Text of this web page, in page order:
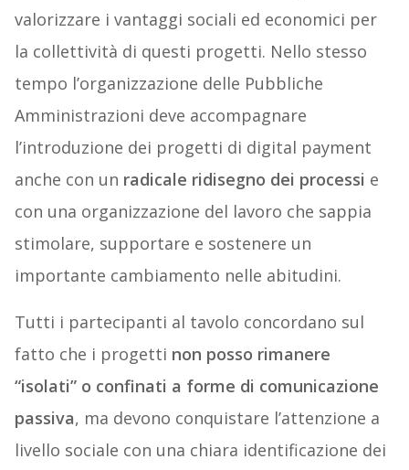
valorizzare i vantaggi sociali ed economici per
la collettività di questi progetti. Nello stesso
tempo l’organizzazione delle Pubbliche
Amministrazioni deve accompagnare
l’introduzione dei progetti di digital payment
anche con un radicale ridisegno dei processi e
con una organizzazione del lavoro che sappia
stimolare, supportare e sostenere un
importante cambiamento nelle abitudini.
Tutti i partecipanti al tavolo concordano sul
fatto che i progetti non posso rimanere
“isolati” o confinati a forme di comunicazione
passiva, ma devono conquistare l’attenzione a
livello sociale con una chiara identificazione dei